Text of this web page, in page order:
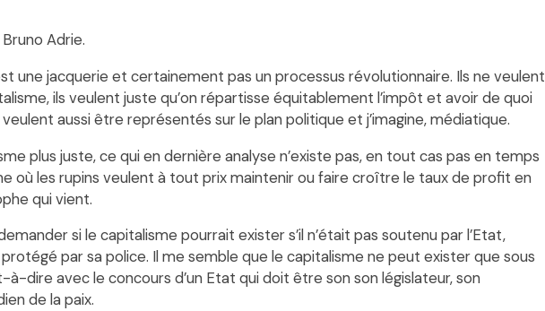
Adrie.
une jacquerie et certainement pas un processus révolutionnaire. Ils ne veulent
ils veulent juste qu’on répartisse équitablement l’impôt et avoir de quoi
aussi être représentés sur le plan politique et j’imagine, médiatique.
plus juste, ce qui en dernière analyse n’existe pas, en tout cas pas en temps
où les rupins veulent à tout prix maintenir ou faire croître le taux de profit en
qui vient.
si le capitalisme pourrait exister s’il n’était pas soutenu par l’Etat,
par sa police. Il me semble que le capitalisme ne peut exister que sous
à-dire avec le concours d’un Etat qui doit être son son législateur, son
de la paix.